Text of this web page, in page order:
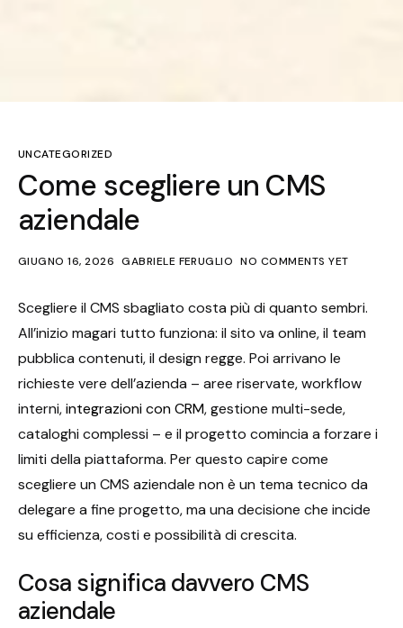
UNCATEGORIZED
Come scegliere un CMS
aziendale
GIUGNO 16, 2026 GABRIELE FERUGLIO NO COMMENTS YET
Scegliere il CMS sbagliato costa più di quanto sembri.
All’inizio magari tutto funziona: il sito va online, il team
pubblica contenuti, il design regge. Poi arrivano le
richieste vere dell’azienda – aree riservate, workflow
interni,integrazioni con CRM, gestione multi-sede,
cataloghi complessi – e il progetto comincia a forzare i
limiti della piattaforma. Per questo capire come
scegliere un CMS aziendale non è un tema tecnico da
delegare a fine progetto, ma una decisione che incide
su efficienza, costi e possibilità di crescita.
Cosa significa davvero CMS
aziendale